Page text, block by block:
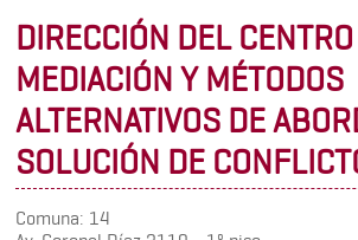
DIRECCIÓN DEL
MEDIACIÓN Y MÉTODOS
ALTERNATIVOS DE
SOLUCIÓN DE
Comuna: 14